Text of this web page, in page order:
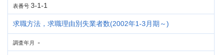
表番号 3-1-1
求職方法，求職理由別失業者数(2002年1-3月期～)
調査年月 -